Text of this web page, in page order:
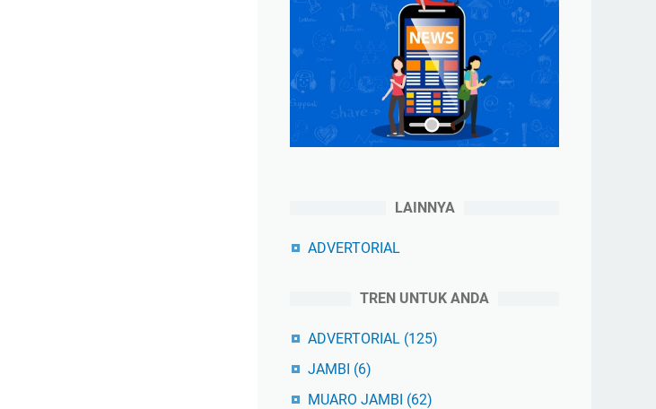
LAINNYA
ADVERTORIAL
TREN UNTUK ANDA
ADVERTORIAL (125)
JAMBI (6)
MUARO JAMBI (62)